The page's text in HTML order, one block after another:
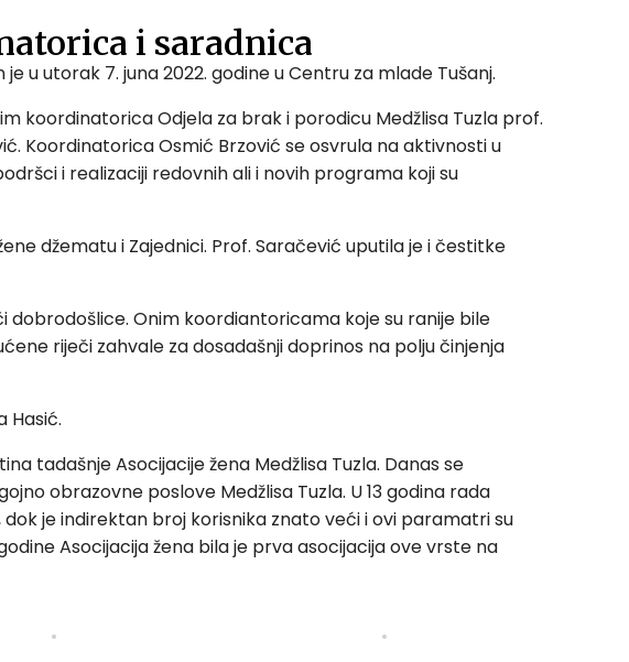
i saradnica
u utorak 7. juna 2022. godine u Centru za mlade Tušanj.
koordinatorica Odjela za brak i porodicu Medžlisa Tuzla prof.
Koordinatorica Osmić Brzović se osvrula na aktivnosti u
i realizaciji redovnih ali i novih programa koji su
džematu i Zajednici. Prof. Saračević uputila je i čestitke
Onim koordiantoricama koje su ranije bile
riječi zahvale za dosadašnji doprinos na polju činjenja
Hasić.
tadašnje Asocijacije žena Medžlisa Tuzla. Danas se
obrazovne poslove Medžlisa Tuzla. U 13 godina rada
je indirektan broj korisnika znato veći i ovi paramatri su
Asocijacija žena bila je prva asocijacija ove vrste na